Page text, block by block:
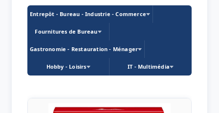
Entrepôt - Bureau - Industrie - Commerce
Fournitures de Bureau
Gastronomie - Restauration - Ménager
Hobby - Loisirs IT - Multimédia